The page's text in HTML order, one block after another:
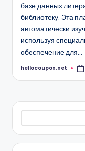
базе данных
библиотеку. Эта
автоматически
используя
обеспечение для…
Запись
hellocoupon.net
Поиск